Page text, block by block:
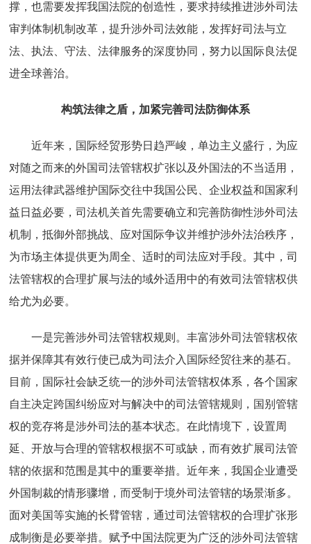
撑，也需要发挥我国法院的创造性，要求持续推进涉外司法
审判体制机制改革，提升涉外司法效能，发挥好司法与立
法、执法、守法、法律服务的深度协同，努力以国际良法促
进全球善治。
构筑法律之盾，加紧完善司法防御体系
近年来，国际经贸形势日趋严峻，单边主义盛行，为应
对随之而来的外国司法管辖权扩张以及外国法的不当适用，
运用法律武器维护国际交往中我国公民、企业权益和国家利
益日益必要，司法机关首先需要确立和完善防御性涉外司法
机制，抵御外部挑战、应对国际争议并维护涉外法治秩序，
为市场主体提供更为周全、适时的司法应对手段。其中，司
法管辖权的合理扩展与法的域外适用中的有效司法管辖权供
给尤为必要。
一是完善涉外司法管辖权规则。丰富涉外司法管辖权依
据并保障其有效行使已成为司法介入国际经贸往来的基石。
目前，国际社会缺乏统一的涉外司法管辖权体系，各个国家
自主决定跨国纠纷应对与解决中的司法管辖规则，国别管辖
权的竞存将是涉外司法的基本状态。在此情境下，设置周
延、开放与合理的管辖权根据不可或缺，而有效扩展司法管
辖的依据和范围是其中的重要举措。近年来，我国企业遭受
外国制裁的情形骤增，而受制于境外司法管辖的场景渐多。
面对美国等实施的长臂管辖，通过司法管辖权的合理扩张形
成制衡是必要举措。赋予中国法院更为广泛的涉外司法管辖